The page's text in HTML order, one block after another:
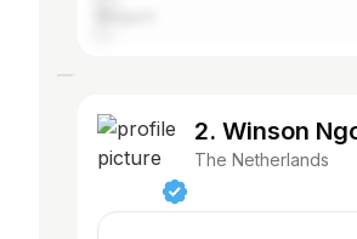
2. Winson
The Netherlands